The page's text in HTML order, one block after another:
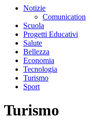
Notizie
Comunication
Scuola
Progetti Educativi
Salute
Bellezza
Economia
Tecnologia
Turismo
Sport
Turismo